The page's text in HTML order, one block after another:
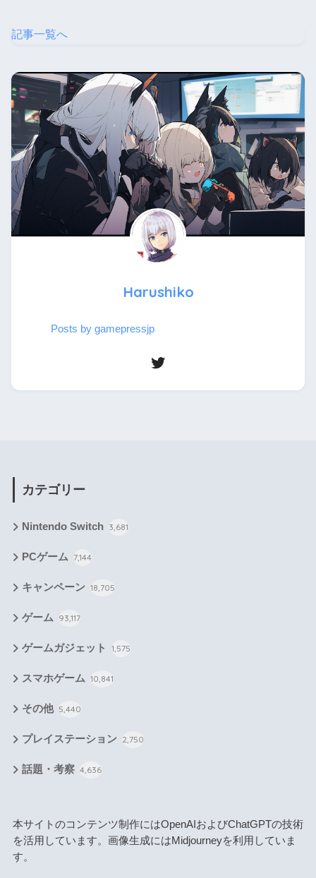
記事一覧へ
Harushiko
Posts by gamepressjp
カテゴリー
Nintendo Switch 3,681
PCゲーム 7,144
キャンペーン 18,705
ゲーム 93,117
ゲームガジェット 1,575
スマホゲーム 10,841
その他 5,440
プレイステーション 2,750
話題・考察 4,636
本サイトのコンテンツ制作にはOpenAIおよびChatGPTの技術
を活用しています。画像生成にはMidjourneyを利用していま
す。